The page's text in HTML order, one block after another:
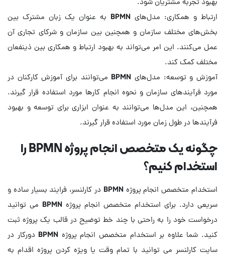
ارتباط و همکاری: مدل‌های BPMN به عنوان یک زبان مشترک بین
بخش‌های مختلف سازمان و همچنین بین سازمان و شرکای تجاری آن
عمل می‌کنند. این امر می‌تواند به بهبود ارتباط و همکاری بین ذینفعان
آموزش و توسعه: مدل‌های BPMN می‌توانند برای آموزش کارکنان در
مورد فرآیندهای سازمان و نحوه انجام کارها مورد استفاده قرار گیرند.
همچنین، این مدل‌ها می‌توانند به عنوان ابزاری برای توسعه و بهبود
فرآیندها در طول زمان مورد استفاده قرار گیرند.
چگونه یک متخصص انجام پروژه BPMN را
استخدام کنیم؟
استخدام متخصص انجام پروژه BPMN در کارلنسر، فرایند بسیار ساده و
سریعی دارد. برای استخدام متخصص انجام پروژه BPMN می توانید
درخواست خود را به راحتی با چند خط توضیح در قالب یک پروژه ثبت
کنید. شما علاوه بر استخدام متخصص انجام پروژه BPMN دورکار در
سایت کارلنسر می توانید با تمام وقت یا ویژه کردن پروژه اقدام به